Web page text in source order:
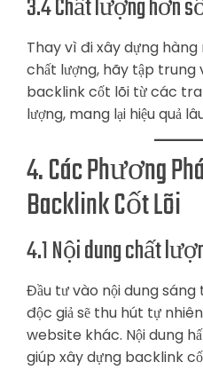
3.4 Chất lượng hơn
Thay vì đi xây dựng
chất lượng, hãy tập trung
backlink cốt lõi từ các
lượng, mang lại hiệu quả
4. Các Phương
Backlink Cốt Lõi
4.1 Nội dung chất
Đầu tư vào nội dung sáng
độc giả sẽ thu hút tự
website khác. Nội dung
giúp xây dựng backlink